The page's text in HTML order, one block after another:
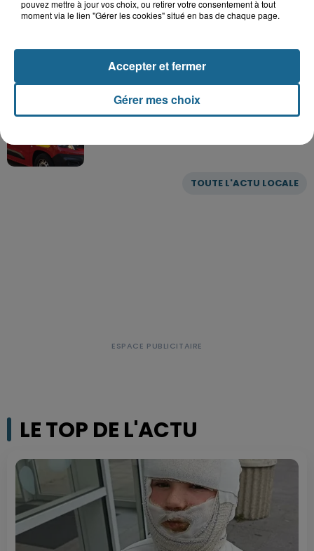
TOUTE L'ACTU LOCALE
12h30
Outreau : un adolescent de 15 ans
victime d'un accident de trottinette
LE TOP DE L'ACTU
pouvez mettre à jour vos choix, ou retirer votre consentement à tout
moment via le lien "Gérer les cookies" situé en bas de chaque page.
Gérer mes choix
Accepter et fermer